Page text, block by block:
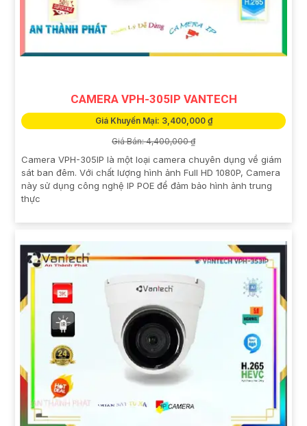
CAMERA VPH-305IP VANTECH
Giá Khuyến Mại: 3,400,000 ₫
Giá Bán: 4,400,000 ₫
Camera VPH-305IP là một loại camera chuyên dụng về giám
sát ban đêm. Với chất lượng hình ảnh Full HD 1080P, Camera
này sử dụng công nghệ IP POE để đảm bảo hình ảnh trung
thực